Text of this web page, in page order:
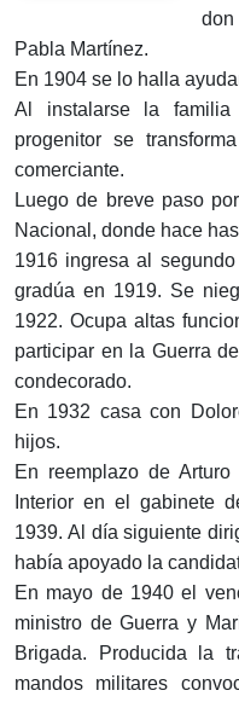
Pabla Martínez.
En 1904 se lo halla
Al instalarse la
progenitor se
comerciante.
Luego de breve paso
Nacional, donde hace
1916 ingresa al
gradúa en 1919. Se
1922. Ocupa altas
participar en la Guerra
condecorado.
En 1932 casa con
hijos.
En reemplazo de
Interior en el gabinete
1939. Al día siguiente
había apoyado la
En mayo de 1940 el
ministro de Guerra y
Brigada. Producida la
mandos militares